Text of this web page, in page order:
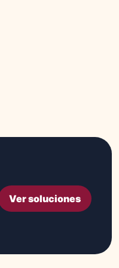
Ver soluciones